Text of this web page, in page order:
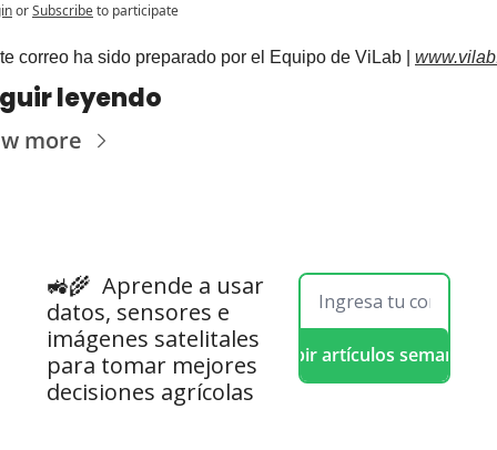
orSubscribeto participate
e correo ha sido preparado por el Equipo de ViLab |
leyendo
more
🚜🌾 Aprende a usar
datos, sensores e
imágenes satelitales
para tomar mejores
decisiones agrícolas
Recibir artículos semanales